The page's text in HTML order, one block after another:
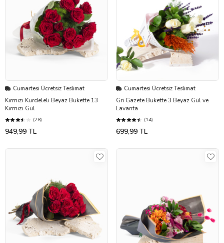
Cumartesi Ücretsiz Teslimat
Kırmızı Kurdeleli Beyaz Bukette 13
Kırmızı Gül
(28)
949,99 TL
Cumartesi Ücretsiz Teslimat
Gri Gazete Bukette 3 Beyaz Gül ve
Lavanta
(14)
699,99 TL